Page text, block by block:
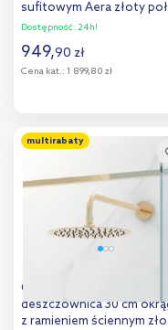
sufitowym Aera złoty
36081800
Dostępność: 24h!
949,90 zł
Cena kat.: 1 899,80 zł
Dodaj do
porównania
multirabaty
Oltens Vindel Lagan
deszczownica 30 cm
z ramieniem ściennym